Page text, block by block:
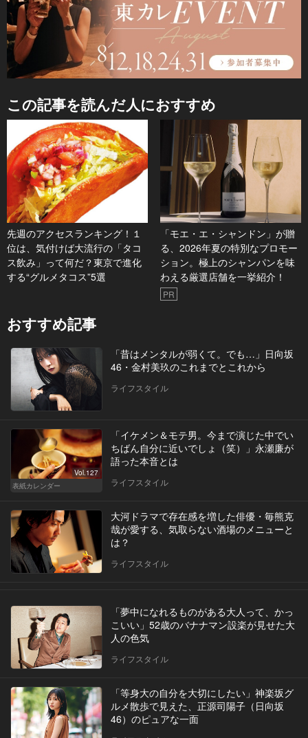
この記事を読んだ人におすすめ
先週のアクセスランキング！１
位は、気付けば大流行の「タコ
ス飲み」って何だ？東京で進化
する“グルメタコス”5選
「モエ・エ・シャンドン」が贈
る、2026年夏の特別なプロモー
ション。極上のシャンパンを味
わえる厳選店舗を一挙紹介！
PR
おすすめ記事
「昔はメンタルが弱くて。でも…」日向坂
46・金村美玖のこれまでとこれから
ライフスタイル
Vol.127
表紙カレンダー
「イケメン＆モテ男。今まで演じた中でい
ちばん自分に近いでしょ（笑）」永瀬廉が
語った本音とは
ライフスタイル
大河ドラマで存在感を増した俳優・毎熊克
哉が愛する、気取らない酒場のメニューと
は？
ライフスタイル
「夢中になれるものがある大人って、かっ
こいい」52歳のバナナマン設楽が見せた大
人の色気
ライフスタイル
「等身大の自分を大切にしたい」神楽坂グ
ルメ散歩で見えた、正源司陽子（日向坂
46）のピュアな一面